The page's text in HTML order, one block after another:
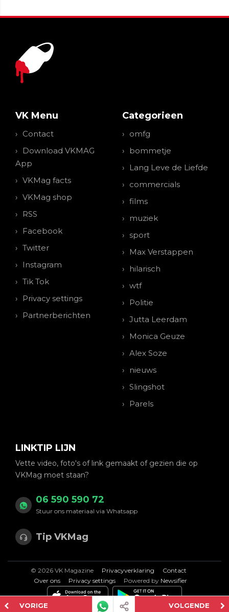
VORIGE VOLGENDE
VK Menu
Contact
Download VKMAG
App
VKMag facts
VKMag shop
RSS
Facebook
Twitter
Instagram
Tik Tok
Privacy settings
Partnerberichten
Categorieen
omfg
bommetje
Lang Leve de Liefde
commercials
films
muziek
sport
Max Verstappen
hilarisch
wtf
Politie
Jutta Leerdam
Monica Geuze
Alex Soze
nieuws
Slingshot
Parels
LINKTIP LIJN
Vette video, foto's of link gemaakt of gezien die op
VKMag moet staan?
06 590 590 72
Stuur ons materiaal via Whatsapp
Tip VKMag
© 2026 VK Magazine Privacyverklaring
Contact
Over ons
Privacy settings Powered by Newsifier